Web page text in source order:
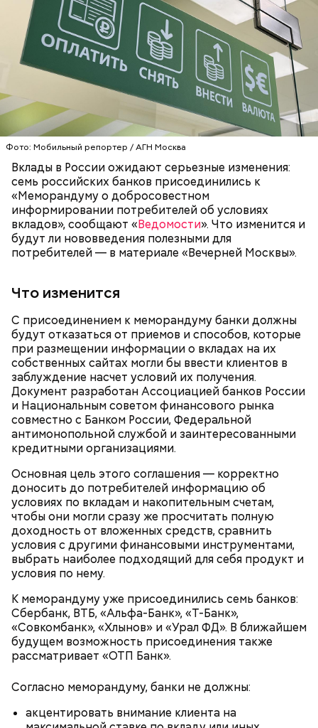
Фото: Мобильный репортер / АГН Москва
Вклады в России ожидают серьезные изменения:
семь российских банков присоединились к
«Меморандуму о добросовестном
информировании потребителей об условиях
вкладов», сообщают «Ведомости». Что изменится и
будут ли нововведения полезными для
потребителей — в материале «Вечерней Москвы».
Что изменится
С присоединением к меморандуму банки должны
будут отказаться от приемов и способов, которые
при размещении информации о вкладах на их
собственных сайтах могли бы ввести клиентов в
заблуждение насчет условий их получения.
Документ разработан Ассоциацией банков России
и Национальным советом финансового рынка
совместно с Банком России, Федеральной
антимонопольной службой и заинтересованными
кредитными организациями.
Основная цель этого соглашения — корректно
доносить до потребителей информацию об
условиях по вкладам и накопительным счетам,
чтобы они могли сразу же просчитать полную
доходность от вложенных средств, сравнить
условия с другими финансовыми инструментами,
выбрать наиболее подходящий для себя продукт и
условия по нему.
К меморандуму уже присоединились семь банков:
Сбербанк, ВТБ, «Альфа-Банк», «Т-Банк»,
«Совкомбанк», «Хлынов» и «Урал ФД». В ближайшем
будущем возможность присоединения также
рассматривает «ОТП Банк».
Согласно меморандуму, банки не должны:
акцентировать внимание клиента на
По словам Петра Щербаченко, предельные суммы
остались прежними: 2 миллиона рублей на покупку
ипотеке. Однако благодаря введенной с 2025 года
Щербаченко называет два способа оформить
вычет. Традиционный — заполнить налоговую
декларацию 3-НДФЛ лично в территориальном
отделении ФНС или в МФЦ, а также в электронном
виде через Личный кабинет налогоплательщика на
сайте ФНС. К декларации нужно приложить
документы, подтверждающие расходы: чеки,
договоры, справки об оплате. Важный нюанс: этим
способом вы можете оформить вычет только по
окончании календарного года, в котором
Есть и второй, более быстрый путь — получить
вычет через работодателя. В этом случае вы не
ждете конца года: достаточно принести в
бухгалтерию уведомление из налоговой, и
работодатель просто перестанет удерживать
НДФЛ с вашей зарплаты. И вы начнете получать
свои деньги не разово, а ежемесячно — в виде
прибавки к окладу. Если вам нужна крупная сумма
сразу, идите в налоговую. Если хотите чувствовать
прибавку к зарплате каждый месяц, оформляйте
через работодателя.
Ментальные счеты
Казалось бы, все просто: забери свои деньги — и
живи спокойно. Но почему же этого не
происходит? Почему миллионы людей упорно
игнорируют гарантированный возврат, но при
этом готовы участвовать в сомнительных
розыгрышах в соцсетях? Нейропсихолог Наталья
Наумова объясняет: участие в розыгрыше айфона и
оформление налогового вычета — принципиально
разные истории с точки зрения работы мозга.
Когда человек пытается выиграть телефон или
машину, он попадает в игру, в веселую забаву —
здесь мощно вырабатывается дофамин.
удовольствие от лайка, — а качественный.
Удовольствие от того, что ты смог, достиг,
справился со сложной задачей.